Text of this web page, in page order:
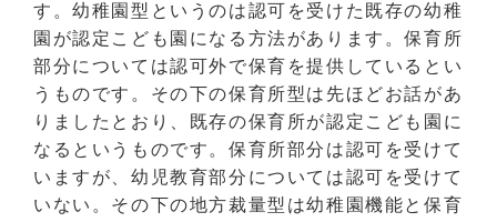
す。幼稚園型というのは認可を受けた既存の幼稚
園が認定こども園になる方法があります。保育所
部分については認可外で保育を提供しているとい
うものです。その下の保育所型は先ほどお話があ
りましたとおり、既存の保育所が認定こども園に
なるというものです。保育所部分は認可を受けて
いますが、幼児教育部分については認可を受けて
いない。その下の地方裁量型は幼稚園機能と保育